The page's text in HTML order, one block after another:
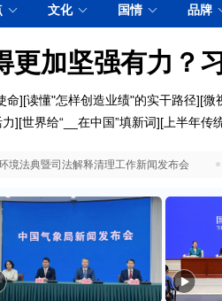
文化 国情 品牌
更加坚强有力？
命][读懂"怎样创造业绩"的实干路径][微
][世界给“__在中国”填新词][ 上半年传
境法典暨司法解释清理工作新闻发布会